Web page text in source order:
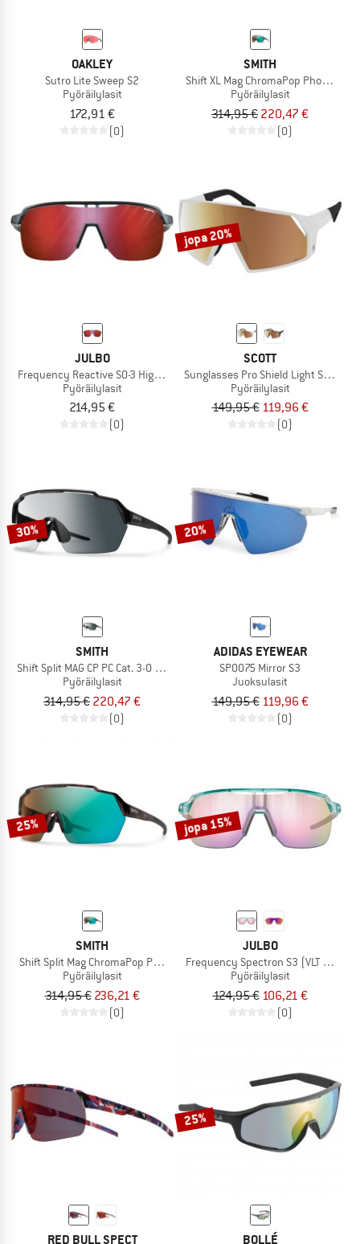
OAKLEY
Sutro Lite Sweep S2
Pyöräilylasit
172,91 €
(0)
SMITH
Shift XL Mag ChromaPop
Pyöräilylasit
314,95 € 220,47 €
(0)
JULBO
Frequency Reactive S0-3 High Contrast (VLT 15-87%)
Pyöräilylasit
214,95 €
(0)
jopa 20%
SCOTT
Sunglasses Pro Shield Light
Pyöräilylasit
149,95 € 119,96 €
(0)
30%
SMITH
Shift Split MAG CP PC Cat. 3-0 VLT 20-85%
Pyöräilylasit
314,95 € 220,47 €
(0)
20%
ADIDAS EYEWEAR
SP0075 Mirror S3
Juoksulasit
149,95 € 119,96 €
(0)
25%
SMITH
Shift Split Mag ChromaPop Photochromic Mirror S1-3
Pyöräilylasit
314,95 € 236,21 €
(0)
jopa 15%
JULBO
Frequency Spectron S3 (VLT 12%)
Pyöräilylasit
124,95 € 106,21 €
(0)
RED BULL SPECT
25%
BOLLÉ